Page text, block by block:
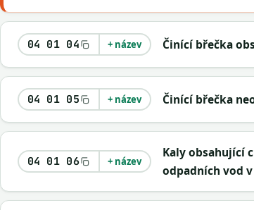
04 01 04 + název Činící břečka
04 01 05 + název Činící břečka
04 01 06 + název
Kaly obsahující
odpadních vod